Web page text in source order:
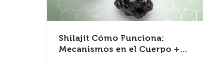
Shilajit Cómo Funciona:
Mecanismos en el Cuerpo +